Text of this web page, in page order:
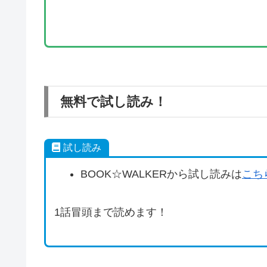
無料で試し読み！
試し読み
BOOK☆WALKERから試し読みはこち
1話冒頭まで読めます！